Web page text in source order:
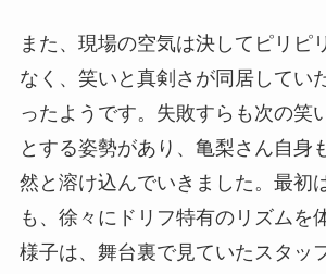
また、現場の空気は決してピリピ
なく、笑いと真剣さが同居してい
ったようです。失敗すらも次の笑
とする姿勢があり、亀梨さん自身
然と溶け込んでいきました。最初
も、徐々にドリフ特有のリズムを
様子は、舞台裏で見ていたスタッ